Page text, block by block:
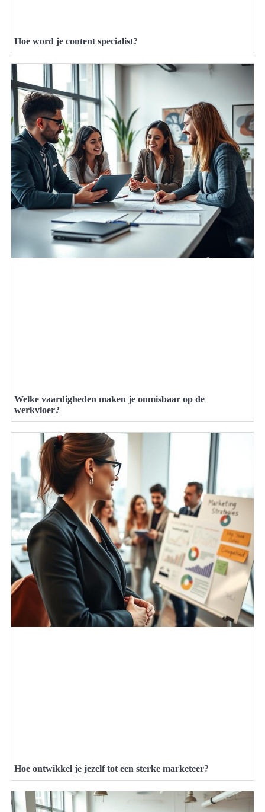
Hoe word je content specialist?
Welke vaardigheden maken je onmisbaar op de
werkvloer?
Hoe ontwikkel je jezelf tot een sterke marketeer?